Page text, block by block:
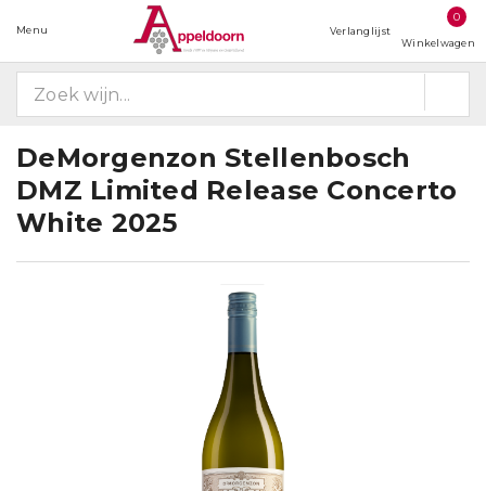
Menu Verlanglijst
0
Winkelwagen
DeMorgenzon Stellenbosch
DMZ Limited Release Concerto
White 2025